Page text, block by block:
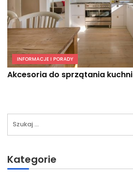
INFORMACJE I PORADY
Akcesoria do sprzątania kuchni
Kategorie